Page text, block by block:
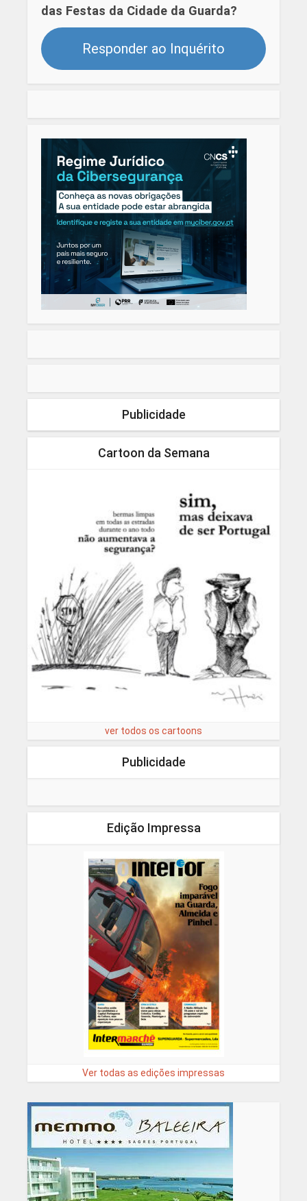
das Festas da Cidade da Guarda?
Responder ao Inquérito
Publicidade
Cartoon da Semana
ver todos os cartoons
Publicidade
Edição Impressa
Ver todas as edições impressas